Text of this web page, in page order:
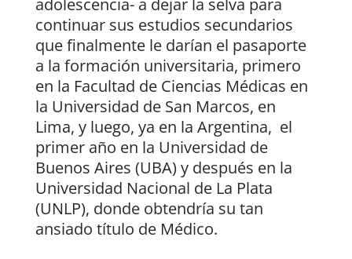
adolescencia- a dejar la selva para
continuar sus estudios secundarios
que finalmente le darían el pasaporte
a la formación universitaria, primero
en la Facultad de Ciencias Médicas en
la Universidad de San Marcos, en
Lima, y luego, ya en la Argentina, el
primer año en la Universidad de
Buenos Aires (UBA) y después en la
Universidad Nacional de La Plata
(UNLP), donde obtendría su tan
ansiado título de Médico.